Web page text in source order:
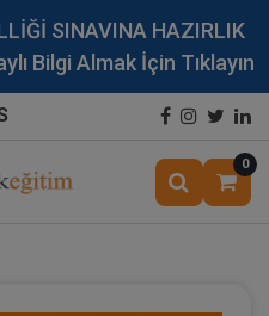
SINAVINA HAZIRLIK
Bilgi Almak İçin Tıklayın
0